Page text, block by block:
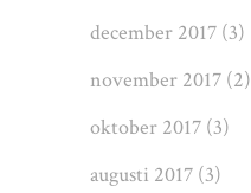
december 2017 (3)
november 2017 (2)
oktober 2017 (3)
augusti 2017 (3)